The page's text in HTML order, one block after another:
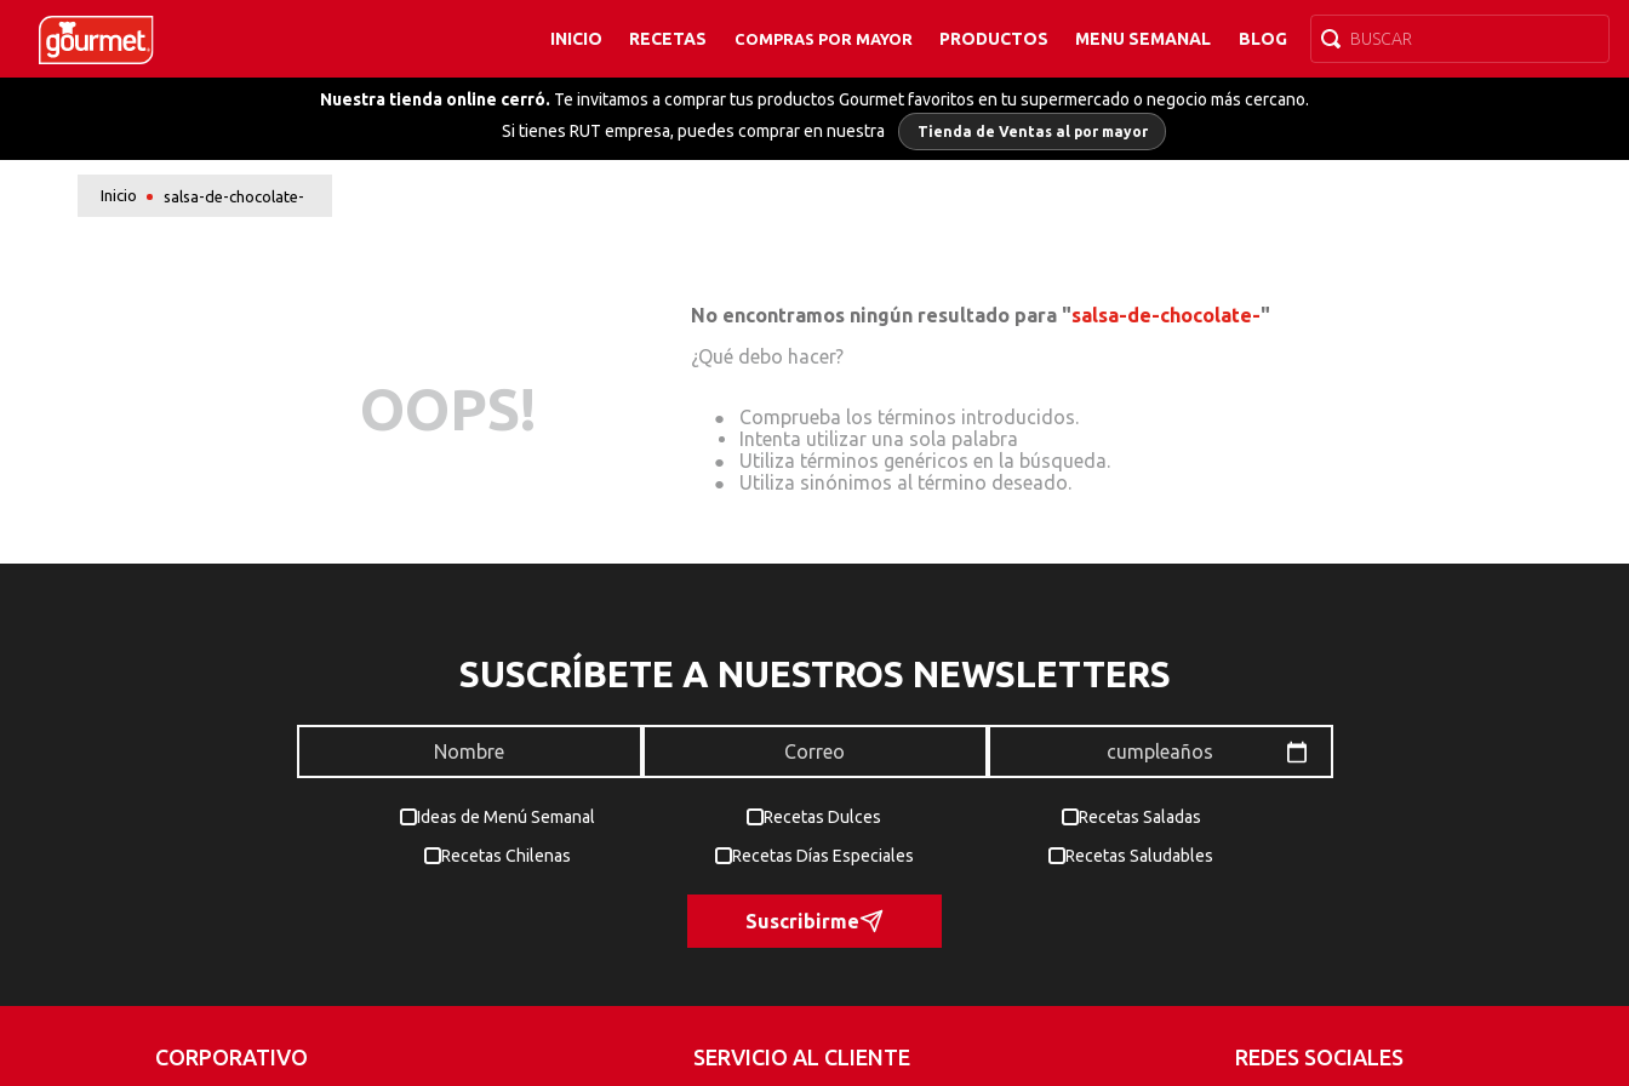
INICIO RECETAS COMPRAS POR MAYOR PRODUCTOS MENU SEMANAL BLOG
Nuestra tienda online cerró. Te invitamos a comprar tus productos Gourmet favoritos en tu supermercado o negocio más cercano.
Si tienes RUT empresa, puedes comprar en nuestra
Tienda de Ventas al por mayor
salsa-de-chocolate-
OOPS!
No encontramos ningún resultado para "salsa-de-chocolate-"
¿Qué debo hacer?
Intenta utilizar una sola palabra
SUSCRÍBETE A NUESTROS NEWSLETTERS
Ideas de Menú Semanal Recetas Dulces
Recetas Saladas
Recetas Chilenas
Recetas Días Especiales Recetas Saludables
Suscribirme
CORPORATIVO SERVICIO AL CLIENTE REDES SOCIALES
1.
caldo
2.
caldo pollo
6.
caldo polvo
7.
9.
caldo polvo verduras
10. colorante